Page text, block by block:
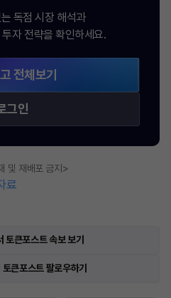
독점 시장 해석과
자 전략을 확인하세요.
전체보기
그인
재배포 금지>
료
토큰포스트 속보 보기
큰포스트 팔로우하기